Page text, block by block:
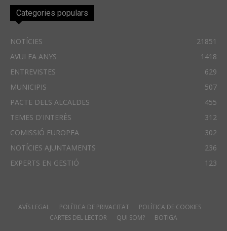
Categories populars
NOTÍCIES
21851
AVUI FA ANYS
1418
ENTREVISTES
629
MUNICIPIS
507
PACTE DELS ALCALDES
455
TEMES D'INTERÈS
312
COMISSIÓ EUROPEA
302
NOTÍCIES AJUNTAMENTS
236
EXPERTS EN GESTIÓ
123
AVÍS LEGAL POLÍTICA DE PRIVACITAT
POLÍTICA DE COOKIES
CARTES DEL LECTOR
QUI SOM? BOTIGA